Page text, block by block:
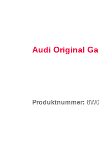
Audi Original
Produktnummer: